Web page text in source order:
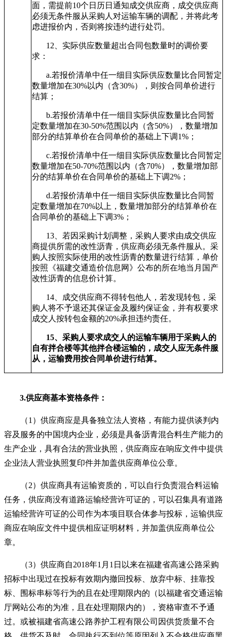
面，需提前10个日历日通知成交供应商，成交供应商
必须无条件服从采购人对运输车辆的调配，并将此考
虑进报价内，否则将按违约进行处罚。
12 、实际供应数量超出合同包数量时的调价要
求：
a.若报价清单中任一细目实际供应数量比合同暂定
数量增加在30%以内（含30%），则按合同单价进行
结算；
b.若报价清单中任一细目实际供应数量比合同暂
定数量增加在30-50%范围以内（含50%），数量增加
部分的结算单价在合同单价的基础上下调1%；
c.若报价清单中任一细目实际供应数量比合同暂定
数量增加在50-70%范围以内（含70%），数量增加部
分的结算单价在合同单价的基础上下调2%；
d.若报价清单中任一细目实际供应数量比合同暂
定数量增加在70%以上，数量增加部分的结算单价在
合同单价的基础上下调3%；
13 、若因采购计划调整，采购人要求由成交供应
商提供所需的改性沥青，供应商必须无条件服从。采
购人按照实际使用的改性沥青的数量进行结算，单价
按照《福建交通造价信息网》公布的所在地当月国产
改性沥青的信息价计算。
14 、成交供应商不得转包他人，若发现转包，采
购人将不予退还其保证金及履约保证金，并有权要求
成交人按转包金额的20%承担违约责任。
15、采购人要求成交人的运输车辆用于采购人的
自有拌合楼等其他拌合楼运输的，成交人应无条件服
从，运输费用按合同单价进行结算。
3.供应商基本资格条件：
（1）供应商应是具备独立法人资格，有能力提供谈判内
容及服务的中国境内企业，必须是具备沥青混合料生产能力的
生产企业，具有合法的营业执照，供应商应在响应文件中提供
企业法人营业执照复印件并加盖供应商单位公章。
（2）供应商具有运输资质的，可以自行负责混合料运输
任务，供应商没有道路运输经营许可证的，可以召集具有道路
运输经营许可证的公司作为本项目联合体参与投标，运输供应
商应在响应文件中提供相应证明材料，并加盖供应商单位公
章。
（3）供应商自2018年1月1日以来在福建省高速公路采购
招标中出现过在投标有效期内撤回投标、放弃中标、挂靠投
标、围标串标等行为的且在处理期限内的（以福建省交通运输
厅网站公布的为准，且在处理期限内的），资格审查不予通
过。或被福建省高速公路养护工程有限公司因供货质量不合